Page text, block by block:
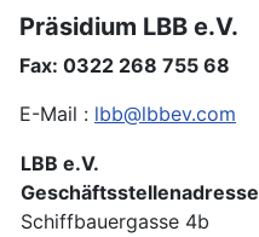
Präsidium LBB e.V.
Fax: 0322 268 755 68
E-Mail : lbb@lbbev.com
LBB e.V.
Geschäftsstellenadresse
Schiffbauergasse 4b